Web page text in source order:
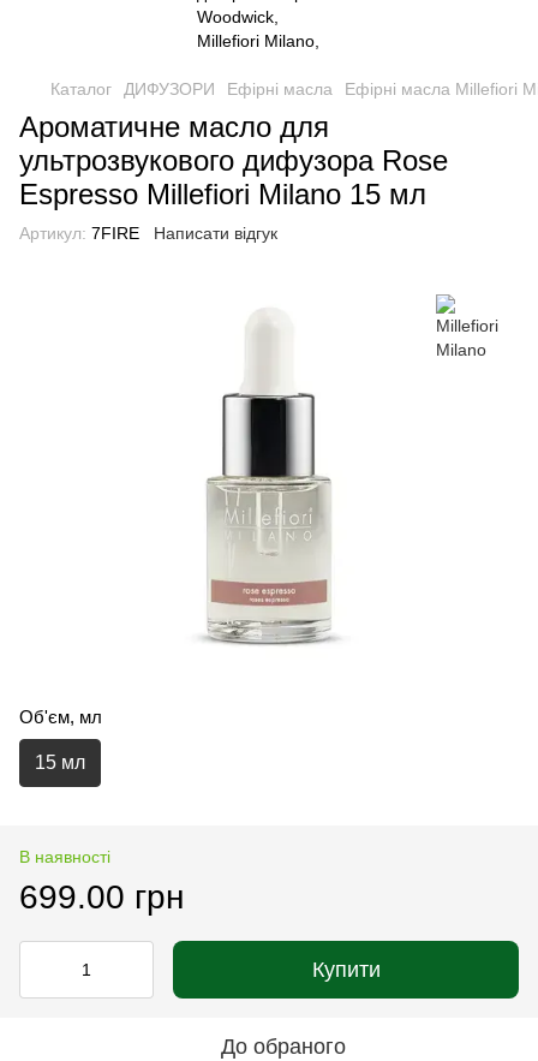
Каталог ДИФУЗОРИ Ефірні масла Ефірні масла Millefiori
Ароматичне масло для
ультрозвукового дифузора Rose
Espresso Millefiori Milano 15 мл
Артикул: 7FIRE Написати відгук
Об'єм, мл
15 мл
В наявності
699.00 грн
Купити
До обраного